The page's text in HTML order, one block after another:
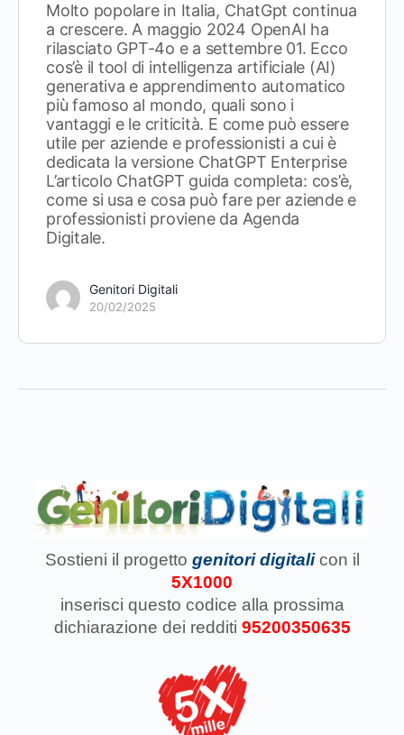
Molto popolare in Italia, ChatGpt continua
a crescere. A maggio 2024 OpenAI ha
rilasciato GPT-4o e a settembre 01. Ecco
cos’è il tool di intelligenza artificiale (AI)
generativa e apprendimento automatico
più famoso al mondo, quali sono i
vantaggi e le criticità. E come può essere
utile per aziende e professionisti a cui è
dedicata la versione ChatGPT Enterprise
L’articolo ChatGPT guida completa: cos’è,
come si usa e cosa può fare per aziende e
professionisti proviene da Agenda
Digitale.
Genitori Digitali
20/02/2025
Sostieni il progetto genitori digitali con il
5X1000
inserisci questo codice alla prossima
dichiarazione dei redditi 95200350635